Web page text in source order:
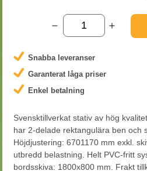
Snabba leveranser
Garanterat låga priser
Enkel betalning
Svensktillverkat stativ av hög
har 2-delade rektangulära ben och
Höjdjustering: 6701170 mm exkl.
utbredd belastning. Helt PVC-fritt
bordsskiva: 1800x800 mm. Frakt